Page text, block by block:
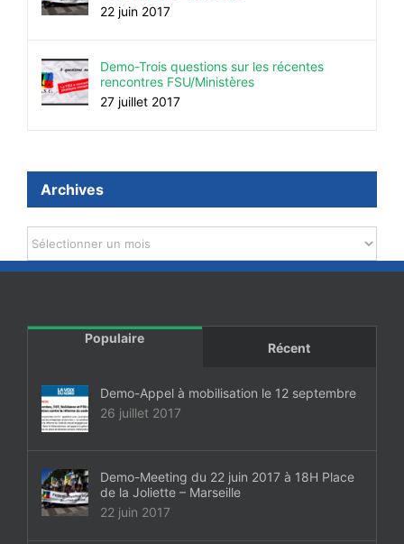
22 juin 2017
Demo-Trois questions sur les récentes
rencontres FSU/Ministères
27 juillet 2017
Archives
Archives
Populaire
Récent
Demo-Appel à mobilisation le 12 septembre
26 juillet 2017
Demo-Meeting du 22 juin 2017 à 18H Place
de la Joliette – Marseille
22 juin 2017